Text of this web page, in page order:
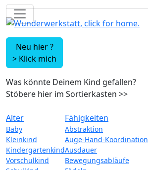
Neu hier ?
> Klick mich
Was könnte Deinem Kind gefallen?
Stöbere hier im Sortierkasten >>
Alter
Baby
Kleinkind
Kindergartenkind
Vorschulkind
Fähigkeiten
Abstraktion
Auge-Hand-Koordination
Ausdauer
Bewegungsabläufe